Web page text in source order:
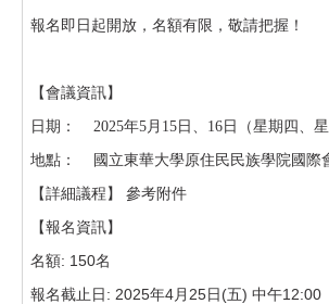
報名即日起開放，名額有限，敬請把握！
【會議資訊】
日期： 2025年5 月 15日、 16日（星期四、星
地點： 國立東華大學原住民民族學院國際
【詳細議程】 參考附件
【報名資訊】
名額: 150名
報名截止日: 2025年4月25日(五) 中午12:00